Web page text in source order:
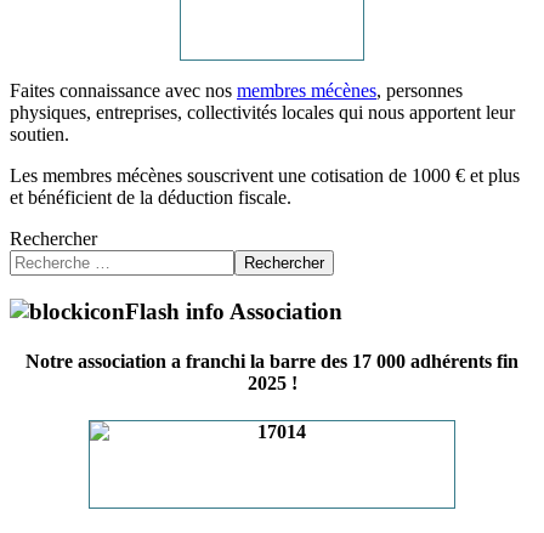
Faites connaissance avec nos membres mécènes, personnes
physiques, entreprises, collectivités locales qui nous apportent leur
soutien.
Les membres mécènes souscrivent une cotisation de 1000 € et plus
et bénéficient de la déduction fiscale.
Rechercher
Rechercher
Flash info Association
Notre association a franchi la barre des 17 000 adhérents fin
2025 !